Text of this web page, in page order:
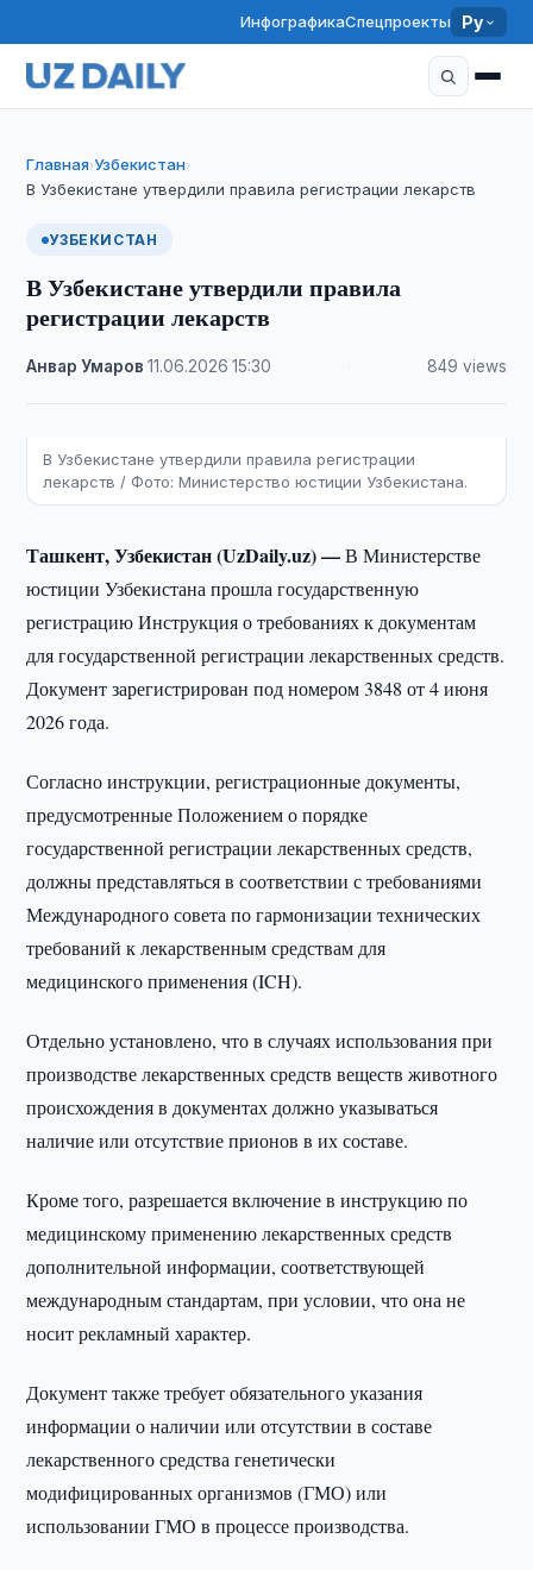
ИнфографикаСпецпроекты Ру
Главная›Узбекистан›
В Узбекистане утвердили правила регистрации лекарств
УЗБЕКИСТАН
В Узбекистане утвердили правила
регистрации лекарств
Анвар Умаров ·11.06.2026 ·15:30 849 views
В Узбекистане утвердили правила регистрации
лекарств / Фото: Министерство юстиции Узбекистана.
Ташкент, Узбекистан (UzDaily.uz) —В Министерстве
юстиции Узбекистана прошла государственную
регистрацию Инструкция о требованиях к документам
для государственной регистрации лекарственных средств.
Документ зарегистрирован под номером 3848 от 4 июня
2026 года.
Согласно инструкции, регистрационные документы,
предусмотренные Положением о порядке
государственной регистрации лекарственных средств,
должны представляться в соответствии с требованиями
Международного совета по гармонизации технических
требований к лекарственным средствам для
медицинского применения (ICH).
Отдельно установлено, что в случаях использования при
производстве лекарственных средств веществ животного
происхождения в документах должно указываться
наличие или отсутствие прионов в их составе.
Кроме того, разрешается включение в инструкцию по
медицинскому применению лекарственных средств
дополнительной информации, соответствующей
международным стандартам, при условии, что она не
носит рекламный характер.
Документ также требует обязательного указания
информации о наличии или отсутствии в составе
лекарственного средства генетически
модифицированных организмов (ГМО) или
использовании ГМО в процессе производства.